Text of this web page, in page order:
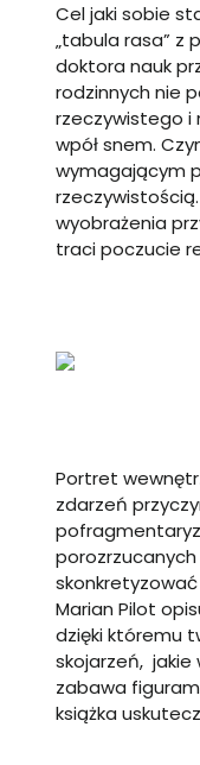
Cel jaki sobie
„tabula rasa” z
doktora nauk
rodzinnych nie
rzeczywistego i
wpół snem.
wymagającym
wyobrażenia
traci poczucie
Portret
zdarzeń
Marian Pilot
dzięki któremu
skojarzeń, jakie
zabawa
książka